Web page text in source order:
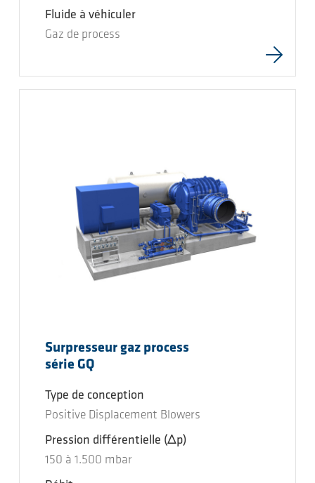
Fluide à véhiculer
Gaz de process
Surpresseur gaz process
série GQ
Type de conception
Positive Displacement Blowers
Pression différentielle (Δp)
150 à 1.500 mbar